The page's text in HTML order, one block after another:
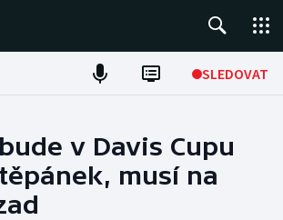
SLEDOVAT
v Davis Cupu
musí na